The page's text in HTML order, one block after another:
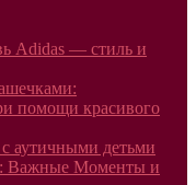
Adidas — стиль и
помощи красивого
аутичными детьми
Важные Моменты и